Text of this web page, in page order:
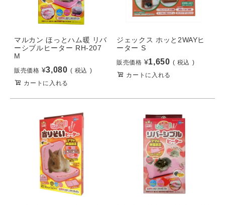
マルカン ほっとハム暖 リバ
ーシブルヒーター RH-207
M
販売価格 ¥3,080
税込
カートに入れる
ジェックス ホッと2WAYヒ
ーター S
販売価格 ¥1,650
税込
カートに入れる